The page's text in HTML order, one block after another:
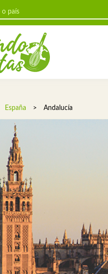
España > Andalucía